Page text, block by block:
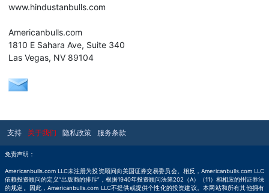
www.hindustanbulls.com
Americanbulls.com
1810 E Sahara Ave, Suite 340
Las Vegas, NV 89104
支持 关于我们 隐私政策 服务条款
免责声明：
Americanbulls.com LLC未注册为投资顾问向美国证券交易委员会。相反，Americanbulls.com LLC
依赖投资顾问的定义“出版商的排斥”，根据1940年投资顾问法第202（A）（11）和相应的州证券法
的规定。因此，Americanbulls.com LLC不提供或提供个性化的投资建议。本网站和所有其他拥有